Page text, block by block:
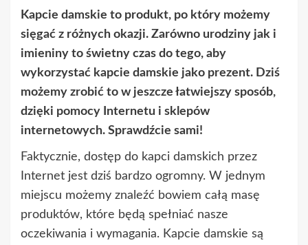
Kapcie damskie to produkt, po który możemy
sięgać z różnych okazji. Zarówno urodziny jak i
imieniny to świetny czas do tego, aby
wykorzystać kapcie damskie jako prezent. Dziś
możemy zrobić to w jeszcze łatwiejszy sposób,
dzięki pomocy Internetu i sklepów
internetowych. Sprawdźcie sami!
Faktycznie, dostęp do kapci damskich przez
Internet jest dziś bardzo ogromny. W jednym
miejscu możemy znaleźć bowiem całą masę
produktów, które będą spełniać nasze
oczekiwania i wymagania. Kapcie damskie są